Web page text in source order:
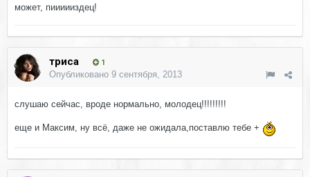
может, пиииииздец!
триса 1
Опубликовано 9 сентября, 2013
слушаю сейчас, вроде нормально, молодец!!!!!!!!!
еще и Максим, ну всё, даже не ожидала,поставлю тебе +